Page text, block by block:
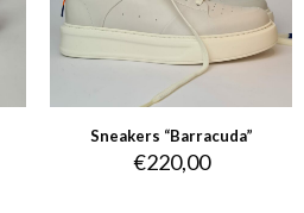
Sneakers “Barracuda”
€220,00